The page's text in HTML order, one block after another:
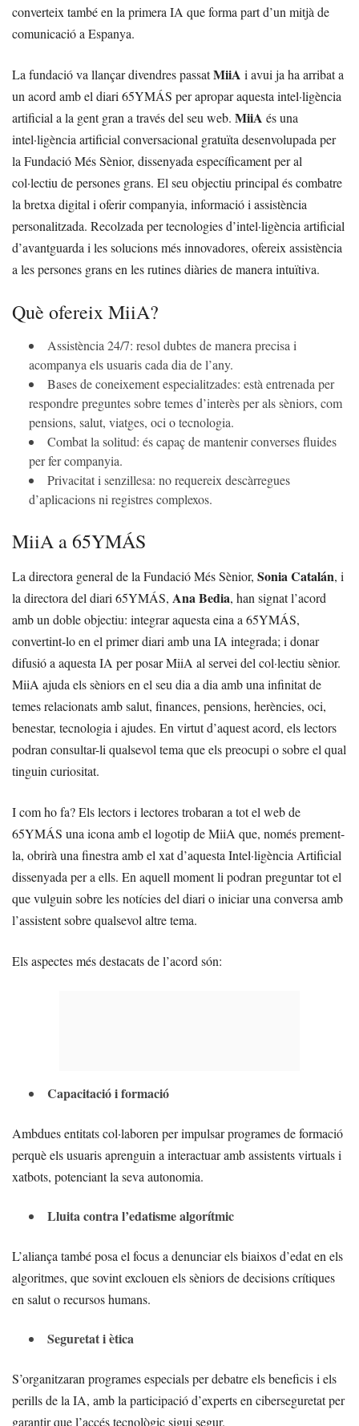
converteix també en la primera IA que forma part d’un mitjà de
comunicació a Espanya.
La fundació va llançar divendres passatMiiA i avui ja ha arribat a
un acord amb el diari 65YMÁS per apropar aquesta intel·ligència
artificial a la gent gran a través del seu web. MiiA és una
intel·ligència artificial conversacional gratuïta desenvolupada per
la Fundació Més Sènior, dissenyada específicament per al
col·lectiu de persones grans. El seu objectiu principal és combatre
la bretxa digital i oferir companyia, informació i assistència
personalitzada. Recolzada per tecnologies d’intel·ligència artificial
d’avantguarda i les solucions més innovadores, ofereix assistència
a les persones grans en les rutines diàries de manera intuïtiva.
Què ofereix MiiA?
Assistència 24/7: resol dubtes de manera precisa i
acompanya els usuaris cada dia de l’any.
Bases de coneixement especialitzades: està entrenada per
respondre preguntes sobre temes d’interès per als sèniors, com
pensions, salut, viatges, oci o tecnologia.
Combat la solitud: és capaç de mantenir converses fluides
per fer companyia.
Privacitat i senzillesa: no requereix descàrregues
d’aplicacions ni registres complexos.
MiiA a 65YMÁS
La directora general de la Fundació Més Sènior, Sonia Catalán, i
la directora del diari 65YMÁS, Ana Bedia, han signat l’acord
amb un doble objectiu: integrar aquesta eina a 65YMÁS,
convertint-lo en el primer diari amb una IA integrada; i donar
difusió a aquesta IA per posar MiiA al servei del col·lectiu sènior.
MiiA ajuda els sèniors en el seu dia a dia amb una infinitat de
temes relacionats amb salut, finances, pensions, herències, oci,
benestar, tecnologia i ajudes. En virtut d’aquest acord, els lectors
podran consultar-li qualsevol tema que els preocupi o sobre el qual
tinguin curiositat.
I com ho fa? Els lectors i lectores trobaran a tot el web de
65YMÁS una icona amb el logotip de MiiA que, només prement-
la, obrirà una finestra amb el xat d’aquesta Intel·ligència Artificial
dissenyada per a ells. En aquell moment li podran preguntar tot el
que vulguin sobre les notícies del diari o iniciar una conversa amb
l’assistent sobre qualsevol altre tema.
Els aspectes més destacats de l’acord són:
Capacitació i formació
Ambdues entitats col·laboren per impulsar programes de formació
perquè els usuaris aprenguin a interactuar amb assistents virtuals i
xatbots, potenciant la seva autonomia.
Lluita contra l’edatisme algorítmic
L’aliança també posa el focus a denunciar els biaixos d’edat en els
algoritmes, que sovint exclouen els sèniors de decisions crítiques
en salut o recursos humans.
Seguretat i ètica
S’organitzaran programes especials per debatre els beneficis i els
perills de la IA, amb la participació d’experts en ciberseguretat per
garantir que l’accés tecnològic sigui segur.